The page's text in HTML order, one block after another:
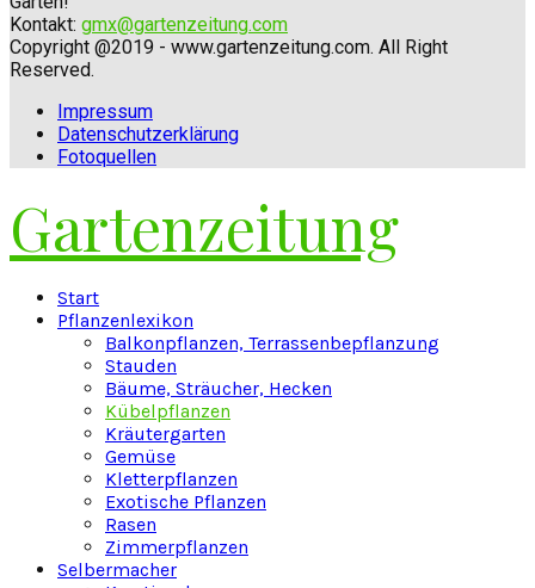
Kontakt: gmx@gartenzeitung.com
Copyright @2019 - www.gartenzeitung.com. All Right
Reserved.
Impressum
Datenschutzerklärung
Fotoquellen
Gartenzeitung
Start
Pflanzenlexikon
Balkonpflanzen, Terrassenbepflanzung
Stauden
Bäume, Sträucher, Hecken
Kübelpflanzen
Kräutergarten
Gemüse
Kletterpflanzen
Exotische Pflanzen
Rasen
Zimmerpflanzen
Selbermacher